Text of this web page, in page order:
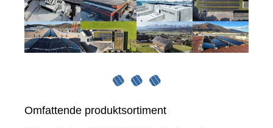
Omfattende produktsortiment